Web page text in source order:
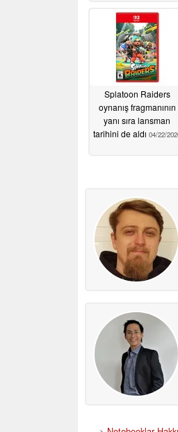
Splatoon Raiders
oynanış fragmanının
yanı sıra lansman
tarihini de aldı 04/22/